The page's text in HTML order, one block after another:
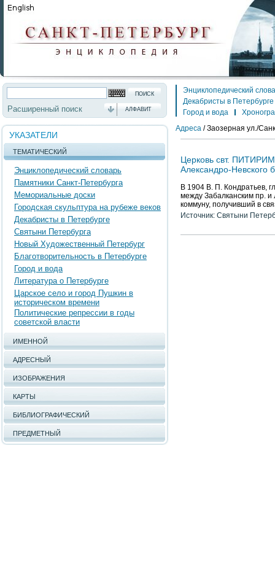
Расширенный поиск АЛФАВИТ
УКАЗАТЕЛИ
ТЕМАТИЧЕСКИЙ
Энциклопедический словарь
Памятники Санкт-Петербурга
Мемориальные доски
Городская скульптура на рубеже веков
Декабристы в Петербурге
Святыни Петербурга
Новый Художественный Петербург
Благотворительность в Петербурге
Город и вода
Литература о Петербурге
Царское село и город Пушкин в
историческом времени
Политические репрессии в годы
советской власти
ИМЕННОЙ
АДРЕСНЫЙ
ИЗОБРАЖЕНИЯ
КАРТЫ
БИБЛИОГРАФИЧЕСКИЙ
ПРЕДМЕТНЫЙ
Энциклопедический
Декабристы в Петербурге
Город и вода
Адреса / Заозерная ул./
Церковь свт.
Александро-Невского
В 1904 В. П. Кондратьев,
между Забалканским пр. и
коммуну, получивший в
Источник: Святыни